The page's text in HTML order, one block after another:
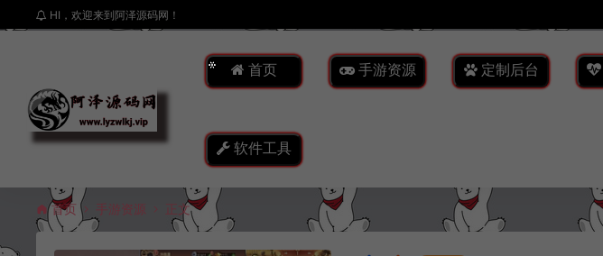
HI，欢迎来到阿泽源码网！
首页 手游资源 定制后台
软件工具
首页 手游资源 正文